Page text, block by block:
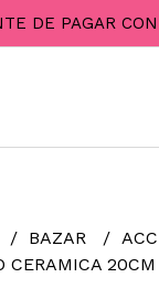
DE PAGAR
BAZAR
CERAMICA 20CM